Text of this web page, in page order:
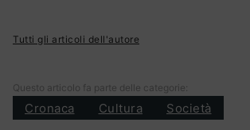
Tutti gli articoli dell'autore
Questo articolo fa parte delle categorie:
Cronaca Cultura Società